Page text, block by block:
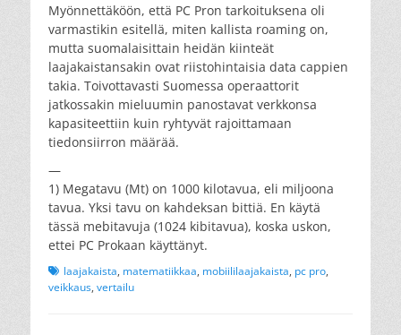
Myönnettäköön, että PC Pron tarkoituksena oli
varmastikin esitellä, miten kallista roaming on,
mutta suomalaisittain heidän kiinteät
laajakaistansakin ovat riistohintaisia data cappien
takia. Toivottavasti Suomessa operaattorit
jatkossakin mieluumin panostavat verkkonsa
kapasiteettiin kuin ryhtyvät rajoittamaan
tiedonsiirron määrää.
—
1) Megatavu (Mt) on 1000 kilotavua, eli miljoona
tavua. Yksi tavu on kahdeksan bittiä. En käytä
tässä mebitavuja (1024 kibitavua), koska uskon,
ettei PC Prokaan käyttänyt.
Tagslaajakaista, matematiikkaa, mobiililaajakaista, pc pro,
veikkaus, vertailu